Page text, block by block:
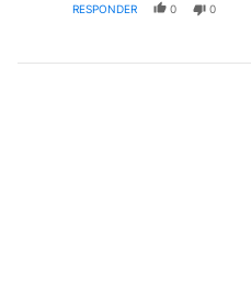
falta información o,
RESPONDER 0 0